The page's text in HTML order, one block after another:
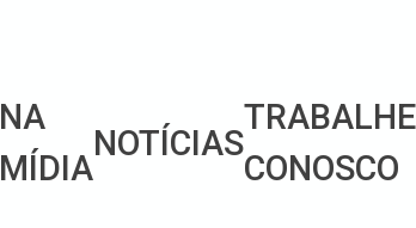
NA
MÍDIA
NOTÍCIAS
TRABALHE
CONOSCO